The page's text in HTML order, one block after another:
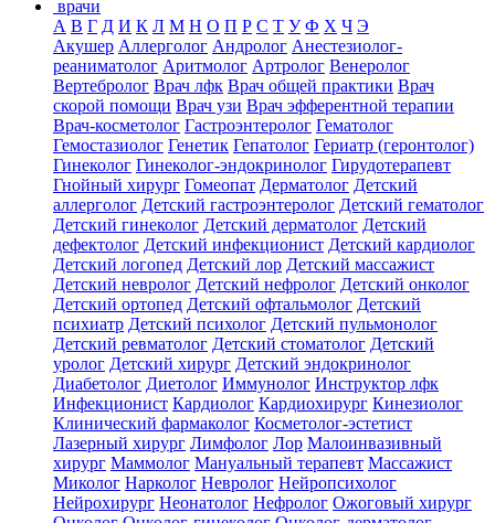
врачи
А В Г Д И К Л М Н О П Р С Т У Ф Х Ч Э
Акушер Аллерголог Андролог Анестезиолог-
реаниматолог Аритмолог Артролог Венеролог
Вертебролог Врач лфк Врач общей практики Врач
скорой помощи Врач узи Врач эфферентной терапии
Врач-косметолог Гастроэнтеролог Гематолог
Гемостазиолог Генетик Гепатолог Гериатр (геронтолог)
Гинеколог Гинеколог-эндокринолог Гирудотерапевт
Гнойный хирург Гомеопат Дерматолог Детский
аллерголог Детский гастроэнтеролог Детский гематолог
Детский гинеколог Детский дерматолог Детский
дефектолог Детский инфекционист Детский кардиолог
Детский логопед Детский лор Детский массажист
Детский невролог Детский нефролог Детский онколог
Детский ортопед Детский офтальмолог Детский
психиатр Детский психолог Детский пульмонолог
Детский ревматолог Детский стоматолог Детский
уролог Детский хирург Детский эндокринолог
Диабетолог Диетолог Иммунолог Инструктор лфк
Инфекционист Кардиолог Кардиохирург Кинезиолог
Клинический фармаколог Косметолог-эстетист
Лазерный хирург Лимфолог Лор Малоинвазивный
хирург Маммолог Мануальный терапевт Массажист
Миколог Нарколог Невролог Нейропсихолог
Нейрохирург Неонатолог Нефролог Ожоговый хирург